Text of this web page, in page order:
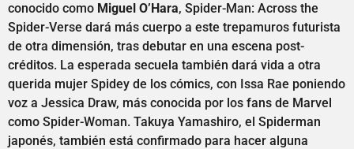
conocido como Miguel O’Hara, Spider-Man: Across the
Spider-Verse dará más cuerpo a este trepamuros futurista
de otra dimensión, tras debutar en una escena post-
créditos. La esperada secuela también dará vida a otra
querida mujer Spidey de los cómics, con Issa Rae poniendo
voz a Jessica Draw, más conocida por los fans de Marvel
como Spider-Woman. Takuya Yamashiro, el Spiderman
japonés, también está confirmado para hacer alguna